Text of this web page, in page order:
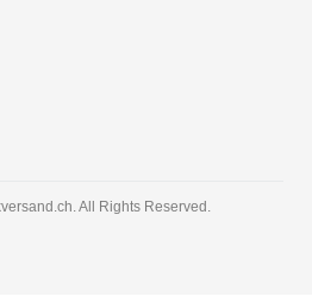
All Rights Reserved.